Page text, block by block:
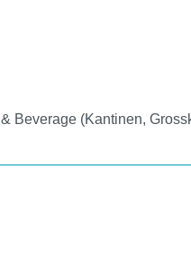
(Kantinen,